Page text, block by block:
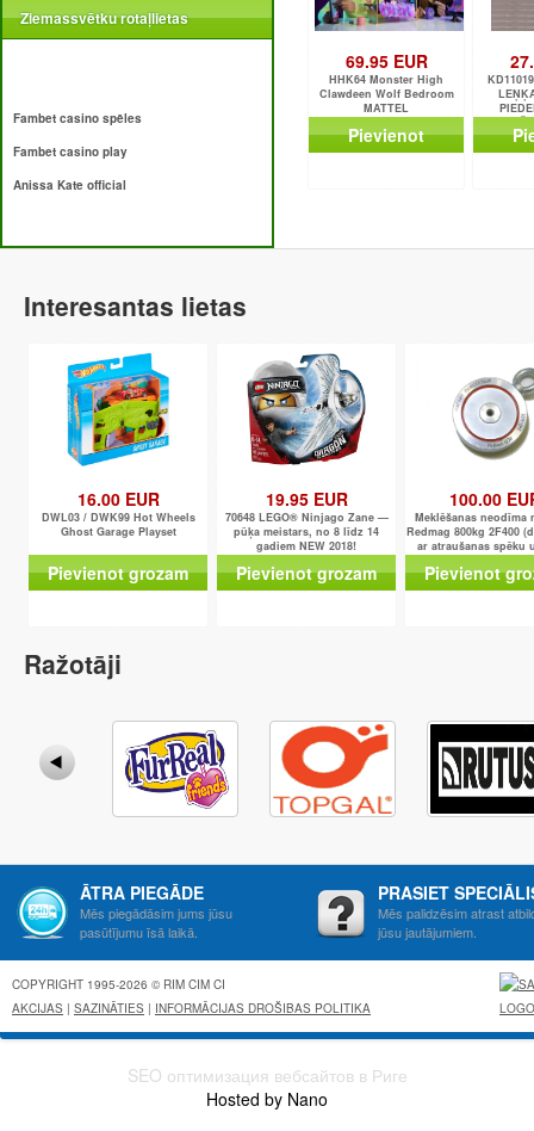
Ziemassvētku rotaļlietas
Fambet casino spēles
Fambet casino play
Anissa Kate official
69.95 EUR
HHK64 Monster High
Clawdeen Wolf Bedroom
MATTEL
Pievienot
Interesantas lietas
16.00 EUR
DWL03 / DWK99 Hot Wheels
Ghost Garage Playset
Pievienot grozam
19.95 EUR
70648 LEGO® Ninjago Zane —
pūķa meistars, no 8 līdz 14
gadiem NEW 2018!
Pievienot grozam
100.00
Meklēšanas neodīma
Redmag 800kg 2F400
ar atraušanas spēku
pusi 400kg fi
Pievienot
Ražotāji
ĀTRA PIEGĀDE
Mēs piegādāsim jums jūsu
pasūtījumu īsā laikā.
PRASIET
Mēs palidzēsim atrast
jūsu jautājumiem.
COPYRIGHT 1995-2026 © RIM CIM CI
AKCIJAS | SAZINĀTIES | INFORMĀCIJAS DROŠIBAS POLITIKA
SEO оптимизация вебсайтов в Риге
Hosted by Nano